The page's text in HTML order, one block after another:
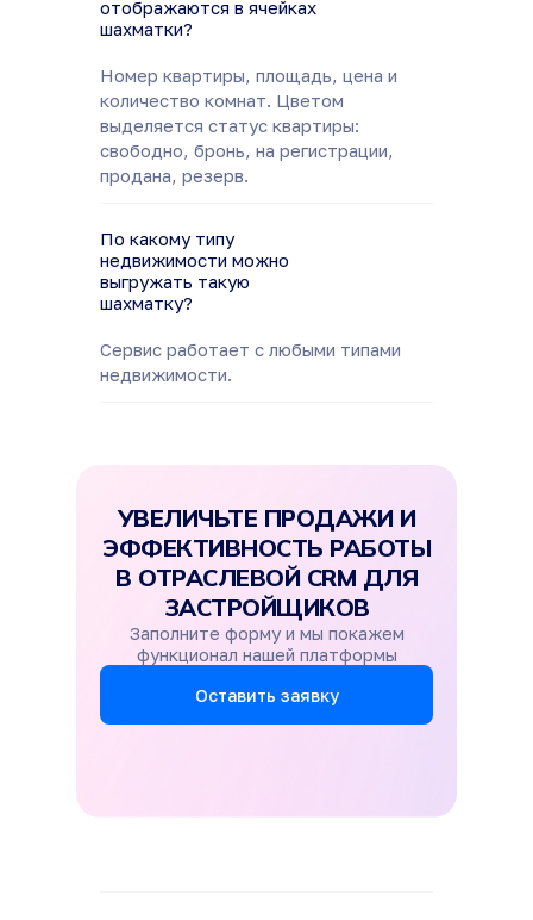
отображаются в ячейках
шахматки?
Номер квартиры, площадь, цена и
количество комнат. Цветом
выделяется статус квартиры:
свободно, бронь, на регистрации,
продана, резерв.
По какому типу
недвижимости можно
выгружать такую
шахматку?
Сервис работает с любыми типами
недвижимости.
УВЕЛИЧЬТЕ ПРОДАЖИ И
ЭФФЕКТИВНОСТЬ РАБОТЫ
В ОТРАСЛЕВОЙ CRM ДЛЯ
ЗАСТРОЙЩИКОВ
Заполните форму и мы покажем
функционал нашей платформы
Оставить заявку